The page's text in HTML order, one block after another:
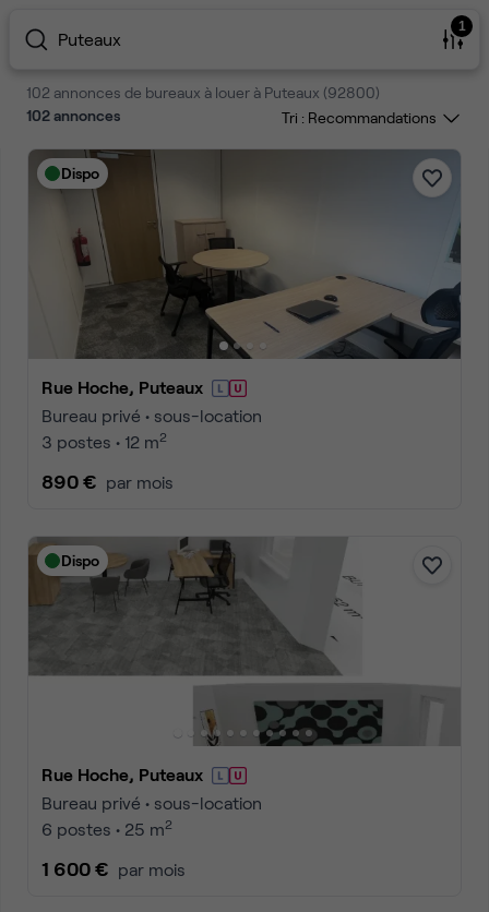
Puteaux
1
102 annonces de bureaux à louer à Puteaux (92800)
102annonces Tri :
Dispo
Rue Hoche, Puteaux
Bureau privé • sous-location
3 postes • 12 m2
890 € par mois
Dispo
Rue Hoche, Puteaux
Bureau privé • sous-location
6 postes • 25 m2
1 600 € par mois